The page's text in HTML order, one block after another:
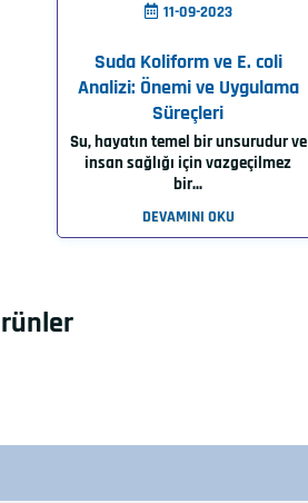
11-09-2023
Suda Koliform ve E. coli
Analizi: Önemi ve Uygulama
Süreçleri
Su, hayatın temel bir unsurudur ve
insan sağlığı için vazgeçilmez
bir...
DEVAMINI OKU